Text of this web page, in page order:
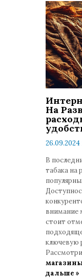
На
26.09.2024
В
табака на
внимание
стоит
ключевую
дальше »